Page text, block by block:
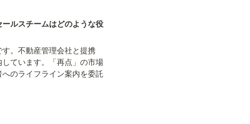
ルスチームはどのような役
。不動産管理会社と提携
ています。「再点」の市場
のライフライン案内を委託